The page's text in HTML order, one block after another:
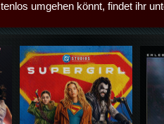
umgehen könnt, findet ihr
Details,Play